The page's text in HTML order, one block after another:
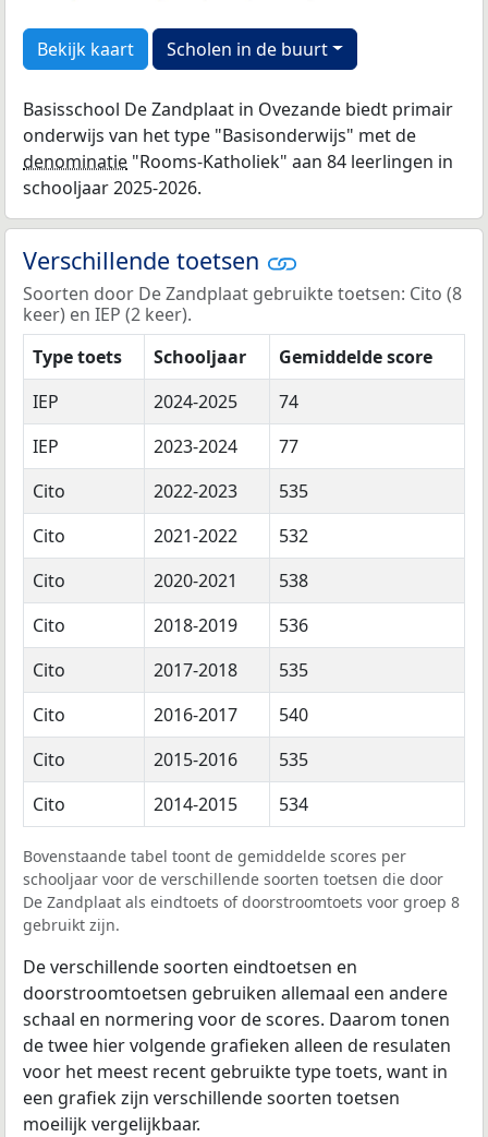
Bekijk kaart Scholen in de buurt
Basisschool De Zandplaat in Ovezande biedt primair
onderwijs van het type "Basisonderwijs" met de
denominatie "Rooms-Katholiek" aan 84 leerlingen in
schooljaar 2025-2026.
Verschillende toetsen
Soorten door De Zandplaat gebruikte toetsen: Cito (8
keer) en IEP (2 keer).
Type toets
Schooljaar
Gemiddelde score
IEP
2024-2025
74
IEP
2023-2024
77
Cito
2022-2023
535
Cito
2021-2022
532
Cito
2020-2021
538
Cito
2018-2019
536
Cito
2017-2018
535
Cito
2016-2017
540
Cito
2015-2016
535
Cito
2014-2015 534
Bovenstaande tabel toont de gemiddelde scores per
schooljaar voor de verschillende soorten toetsen die door
De Zandplaat als eindtoets of doorstroomtoets voor groep 8
gebruikt zijn.
De verschillende soorten eindtoetsen en
doorstroomtoetsen gebruiken allemaal een andere
schaal en normering voor de scores. Daarom tonen
de twee hier volgende grafieken alleen de resulaten
voor het meest recent gebruikte type toets, want in
een grafiek zijn verschillende soorten toetsen
moeilijk vergelijkbaar.